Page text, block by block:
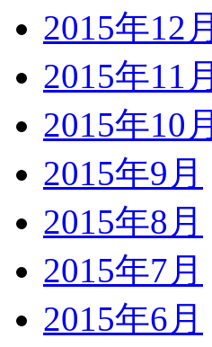
2015年12月
2015年11月
2015年10月
2015年9月
2015年8月
2015年7月
2015年6月